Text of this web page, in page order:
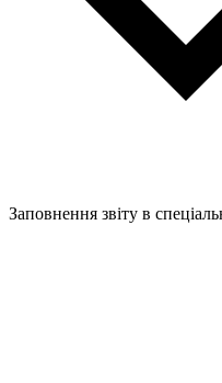
Заповнення звіту в